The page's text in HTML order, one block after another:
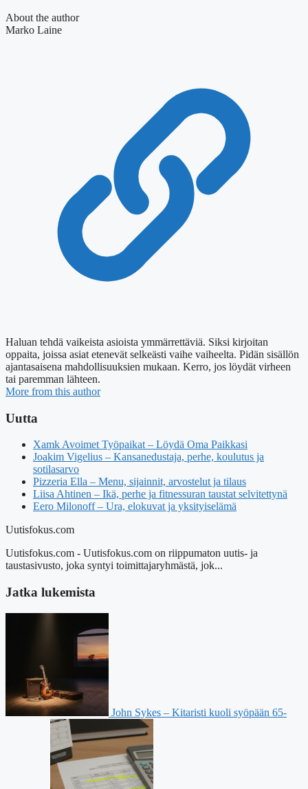
About the author
Marko Laine
Haluan tehdä vaikeista asioista ymmärrettäviä. Siksi kirjoitan
oppaita, joissa asiat etenevät selkeästi vaihe vaiheelta. Pidän sisällön
ajantasaisena mahdollisuuksien mukaan. Kerro, jos löydät virheen
tai paremman lähteen.
More from this author
Uutta
Xamk Avoimet Työpaikat – Löydä Oma Paikkasi
Joakim Vigelius – Kansanedustaja, perhe, koulutus ja
sotilasarvo
Pizzeria Ella – Menu, sijainnit, arvostelut ja tilaus
Liisa Ahtinen – Ikä, perhe ja fitnessuran taustat selvitettynä
Eero Milonoff – Ura, elokuvat ja yksityiselämä
Uutisfokus.com
Uutisfokus.com - Uutisfokus.com on riippumaton uutis- ja
taustasivusto, joka syntyi toimittajaryhmästä, jok...
Jatka lukemista
John Sykes – Kitaristi kuoli syöpään 65-